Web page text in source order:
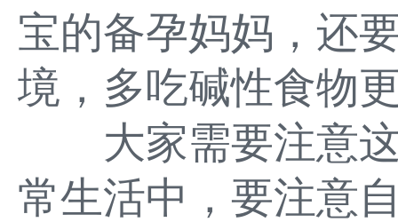
宝的备孕妈妈，还
境，多吃碱性食物
大家需要注意这
常生活中，要注意